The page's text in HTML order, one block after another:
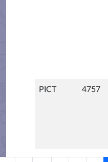
PICT 4757